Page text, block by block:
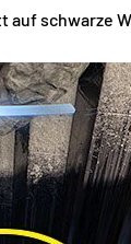
schwarze